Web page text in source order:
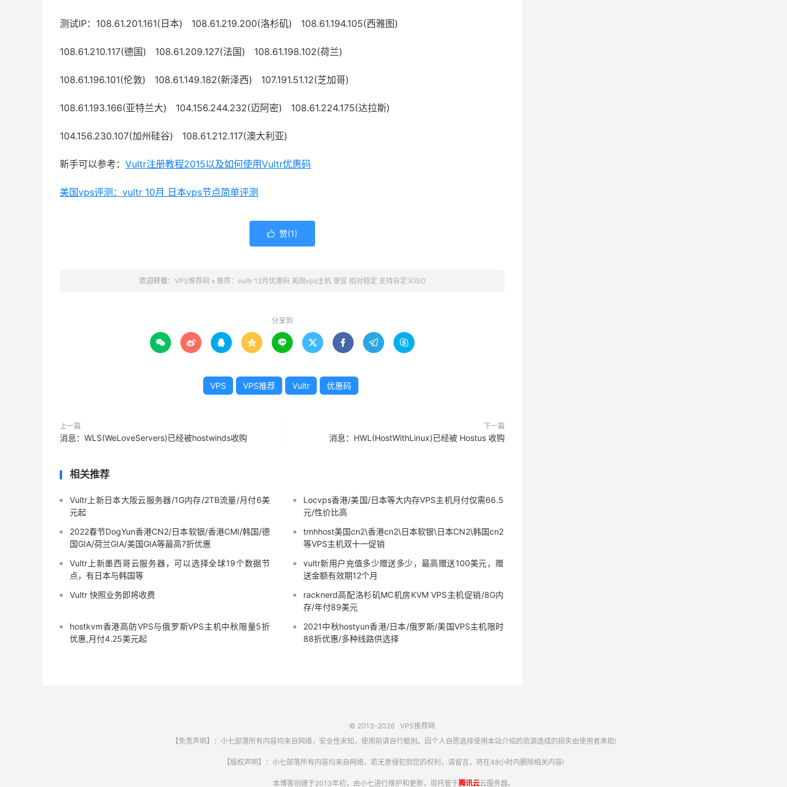
测试IP：108.61.201.161(日本) 108.61.219.200(洛杉矶) 108.61.194.105(西雅图)
108.61.210.117(德国) 108.61.209.127(法国) 108.61.198.102(荷兰)
108.61.196.101(伦敦) 108.61.149.182(新泽西) 107.191.51.12(芝加哥)
108.61.193.166(亚特兰大) 104.156.244.232(迈阿密) 108.61.224.175(达拉斯)
104.156.230.107(加州硅谷) 108.61.212.117(澳大利亚)
新手可以参考： Vultr注册教程2015以及如何使用Vultr优惠码
美国vps评测：vultr 10月 日本vps节点简单评测
 赞(1)
欢迎转载： VPS推荐网 » 推荐：vultr 12月优惠码 美国vps主机 便宜 相对稳定 支持自定义ISO
分享到
        
VPS VPS推荐 Vultr 优惠码
上一篇
消息：WLS(WeLoveServers)已经被hostwinds收购
下一篇
消息：HWL(HostWithLinux)已经被 Hostus 收购
相关推荐
Vultr上新日本大阪云服务器/1G内存/2TB流量/月付6美
元起
Locvps香港/美国/日本等大内存VPS主机月付仅需66.5
元/性价比高
2022春节DogYun香港CN2/日本软银/香港CMI/韩国/德
国GIA/荷兰GIA/美国GIA等最高7折优惠
tmhhost美国cn2\香港cn2\日本软银\日本CN2\韩国cn2
等VPS主机双十一促销
Vultr上新墨西哥云服务器，可以选择全球19个数据节
点，有日本与韩国等
vultr新用户充值多少赠送多少，最高赠送100美元，赠
送金额有效期12个月
Vultr 快照业务即将收费
racknerd高配洛杉矶MC机房KVM VPS主机促销/8G内
存/年付89美元
hostkvm香港高防VPS与俄罗斯VPS主机中秋限量5折
优惠,月付4.25美元起
2021中秋hostyun香港/日本/俄罗斯/美国VPS主机限时
88折优惠/多种线路供选择
© 2013-2026 VPS推荐网
【免责声明】：小七部落所有内容均来自网络，安全性未知，使用前请自行甄别。因个人自愿选择使用本站介绍的资源造成的损失由使用者承担!
【版权声明】：小七部落所有内容均来自网络，若无意侵犯到您的权利，请留言，将在48小时内删除相关内容!
本博客创建于2013年初，由小七进行维护和更新，现托管于腾讯云云服务器。